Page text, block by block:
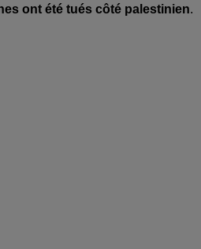
ont été tués côté palestinien.